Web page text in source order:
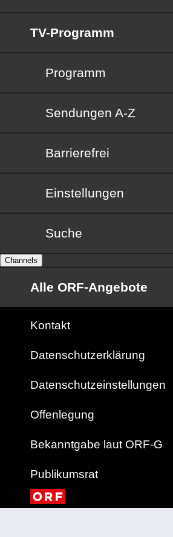
TV-Programm
Programm
Sendungen von A bis Z
Sendungen A-Z
Barrierefrei
Barrierefrei
Einstellungen
Suche
Channels
Alle ORF-Angebote
Kontakt
Datenschutzerklärung
Datenschutzeinstellungen
Offenlegung
Bekanntgabe laut ORF-G
Publikumsrat